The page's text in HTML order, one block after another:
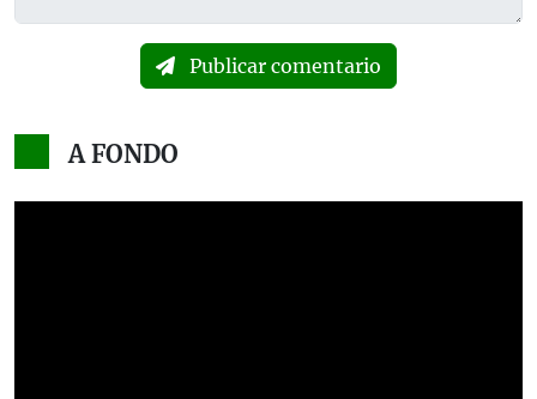
Publicar comentario
A FONDO